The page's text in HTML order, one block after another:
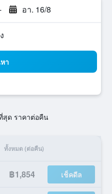
อา. 16/8
า
สุด ราคาต่อคืน
ทั้งหมด (ต่อคืน)
฿1,854 เช็คดีล